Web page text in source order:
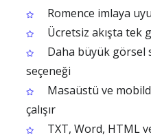
Romence imlaya
Ücretsiz akışta tek
Daha büyük görsel
seçeneği
Masaüstü ve
çalışır
TXT, Word, HTML